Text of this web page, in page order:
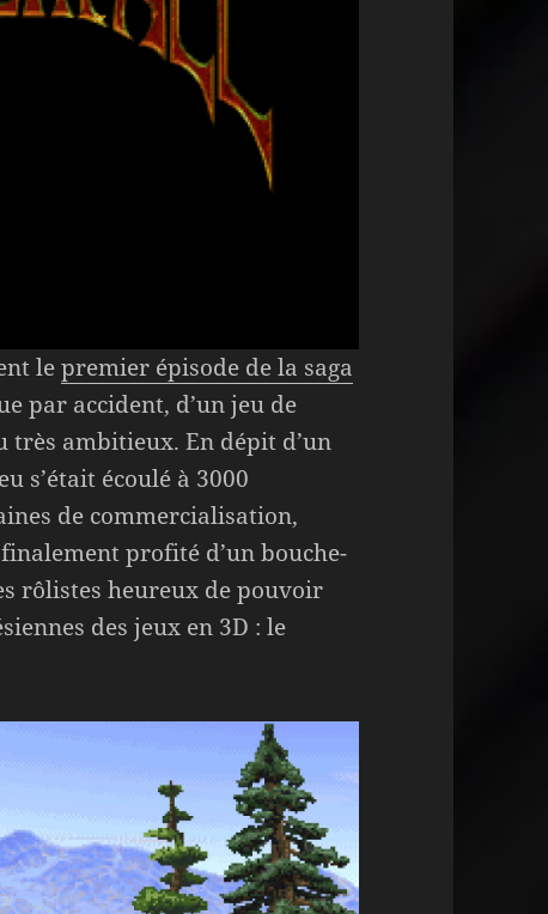
lepremier épisode de la saga
par accident, d’un jeu de
ambitieux. En dépit d’un
s’était écoulé à 3000
de commercialisation,
profité d’un bouche-
rôlistes heureux de pouvoir
des jeux en 3D : le